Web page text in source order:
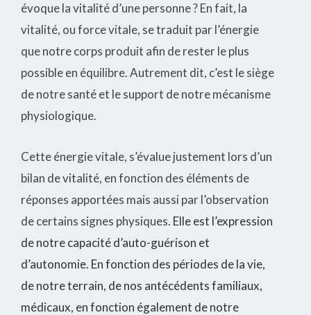
évoque la vitalité d’une personne ? En fait, la
vitalité, ou force vitale, se traduit par l’énergie
que notre corps produit afin de rester le plus
possible en équilibre. Autrement dit, c’est le siège
de notre santé et le support de notre mécanisme
physiologique.
Cette énergie vitale, s’évalue justement lors d’un
bilan de vitalité, en fonction des éléments de
réponses apportées mais aussi par l’observation
de certains signes physiques. Elle est l’expression
de notre capacité d’auto-guérison et
d’autonomie. En fonction des périodes de la vie,
de notre terrain, de nos antécédents familiaux,
médicaux, en fonction également de notre